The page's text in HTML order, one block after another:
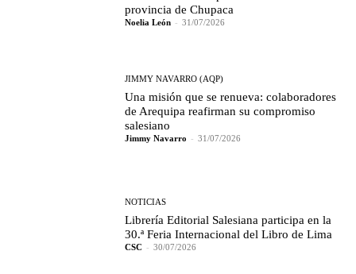
provincia de Chupaca
Noelia León - 31/07/2026
JIMMY NAVARRO (AQP)
Una misión que se renueva: colaboradores
de Arequipa reafirman su compromiso
salesiano
Jimmy Navarro - 31/07/2026
NOTICIAS
Librería Editorial Salesiana participa en la
30.ª Feria Internacional del Libro de Lima
CSC - 30/07/2026